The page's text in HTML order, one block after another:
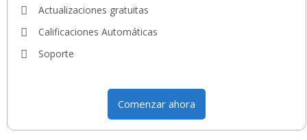
Actualizaciones gratuitas
Calificaciones Automáticas
Soporte
Comenzar ahora